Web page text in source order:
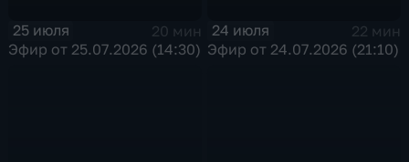
25 июля
20 мин
Эфир от 25.07.2026 (14:30)
24 июля
22 мин
Эфир от 24.07.2026 (21:10)